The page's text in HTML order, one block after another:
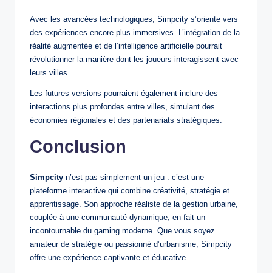
Avec les avancées technologiques, Simpcity s’oriente vers
des expériences encore plus immersives. L’intégration de la
réalité augmentée et de l’intelligence artificielle pourrait
révolutionner la manière dont les joueurs interagissent avec
leurs villes.
Les futures versions pourraient également inclure des
interactions plus profondes entre villes, simulant des
économies régionales et des partenariats stratégiques.
Conclusion
Simpcity n’est pas simplement un jeu : c’est une
plateforme interactive qui combine créativité, stratégie et
apprentissage. Son approche réaliste de la gestion urbaine,
couplée à une communauté dynamique, en fait un
incontournable du gaming moderne. Que vous soyez
amateur de stratégie ou passionné d’urbanisme, Simpcity
offre une expérience captivante et éducative.